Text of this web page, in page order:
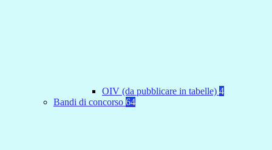
OIV (da pubblicare in tabelle) 4
Bandi di concorso 64